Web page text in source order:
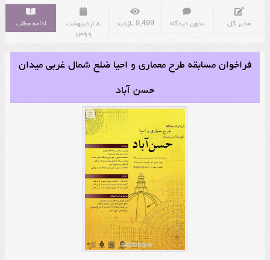
مدیر کل بدون دیدگاه 9,499 بازدید ۸ اردیبهشت
۱۳۹۹
ادامه مطلب
فراخوان مسابقه طرح معماری و احیا ضلع شمال غربی میدان
حسن آباد